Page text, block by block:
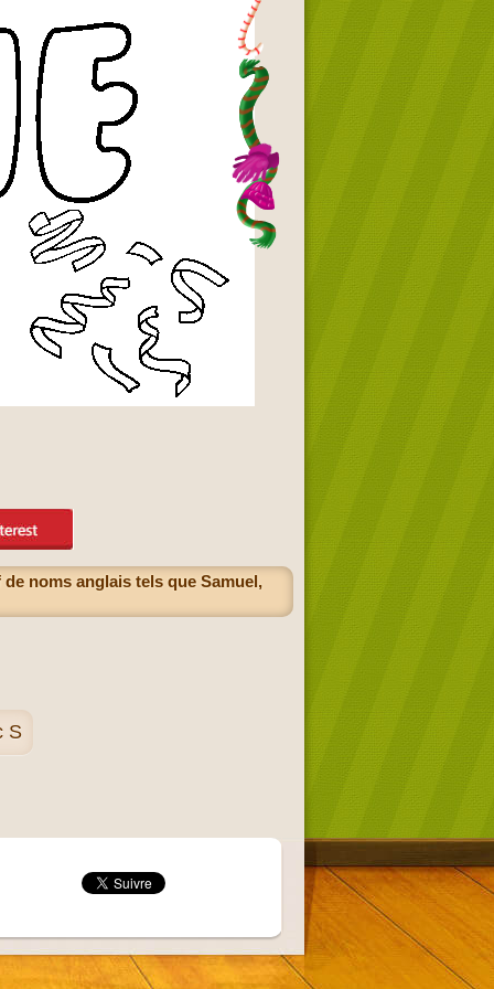
noms anglais tels que Samuel,
S